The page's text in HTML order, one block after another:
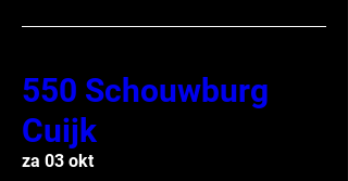
550 Schouwburg
Cuijk
za 03 okt